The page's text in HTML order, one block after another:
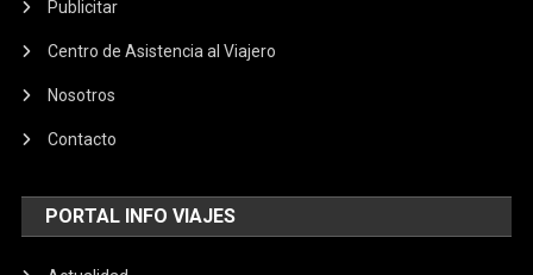
Publicitar
Centro de Asistencia al Viajero
Nosotros
Contacto
PORTAL INFO VIAJES